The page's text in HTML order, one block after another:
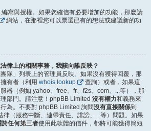
寫與授權。如果您確信有必要增加的功能，那麼請
網站，在那裡您可以票選已有的想法或建議新的功
律上的相關事務，我該向誰反映？
隊」列表上的管理員反映。如果沒有獲得回覆，那
有者（利用 whois lookup
查詢）或者，如果這
器（例如 yahoo、free、fr、f2s、com、...等），那
部門。請注意！phpBB Limited 沒有權力和義務來
為。不要對 phpBB Limited 詢問沒有直接關係到
律（服務中斷、連帶責任、誹謗、...等）問題。如果
於任何第三者使用此軟體的信件，都將可能獲得簡短